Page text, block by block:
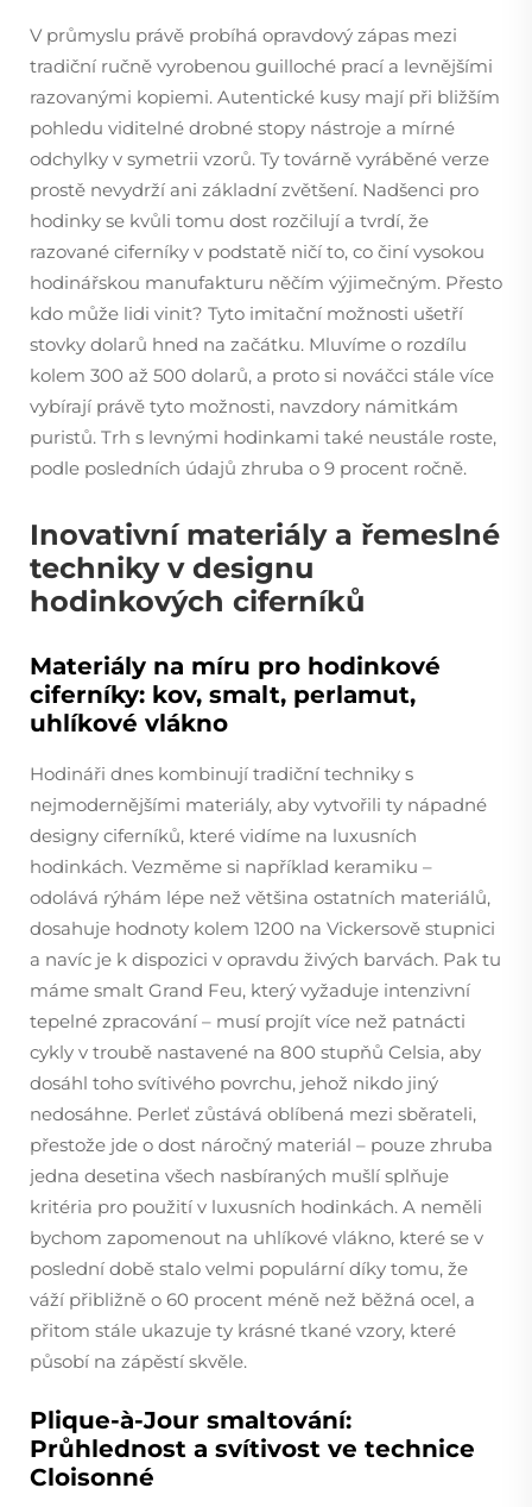
V průmyslu právě probíhá opravdový zápas mezi
tradiční ručně vyrobenou guilloché prací a levnějšími
razovanými kopiemi. Autentické kusy mají při bližším
pohledu viditelné drobné stopy nástroje a mírné
odchylky v symetrii vzorů. Ty továrně vyráběné verze
prostě nevydrží ani základní zvětšení. Nadšenci pro
hodinky se kvůli tomu dost rozčilují a tvrdí, že
razované ciferníky v podstatě ničí to, co činí vysokou
hodinářskou manufakturu něčím výjimečným. Přesto
kdo může lidi vinit? Tyto imitační možnosti ušetří
stovky dolarů hned na začátku. Mluvíme o rozdílu
kolem 300 až 500 dolarů, a proto si nováčci stále více
vybírají právě tyto možnosti, navzdory námitkám
puristů. Trh s levnými hodinkami také neustále roste,
podle posledních údajů zhruba o 9 procent ročně.
Inovativní materiály a řemeslné
techniky v designu
hodinkových ciferníků
Materiály na míru pro hodinkové
ciferníky: kov, smalt, perlamut,
uhlíkové vlákno
Hodináři dnes kombinují tradiční techniky s
nejmodernějšími materiály, aby vytvořili ty nápadné
designy ciferníků, které vidíme na luxusních
hodinkách. Vezměme si například keramiku –
odolává rýhám lépe než většina ostatních materiálů,
dosahuje hodnoty kolem 1200 na Vickersově stupnici
a navíc je k dispozici v opravdu živých barvách. Pak tu
máme smalt Grand Feu, který vyžaduje intenzivní
tepelné zpracování – musí projít více než patnácti
cykly v troubě nastavené na 800 stupňů Celsia, aby
dosáhl toho svítivého povrchu, jehož nikdo jiný
nedosáhne. Perleť zůstává oblíbená mezi sběrateli,
přestože jde o dost náročný materiál – pouze zhruba
jedna desetina všech nasbíraných mušlí splňuje
kritéria pro použití v luxusních hodinkách. A neměli
bychom zapomenout na uhlíkové vlákno, které se v
poslední době stalo velmi populární díky tomu, že
váží přibližně o 60 procent méně než běžná ocel, a
přitom stále ukazuje ty krásné tkané vzory, které
působí na zápěstí skvěle.
Plique-à-Jour smaltování:
Průhlednost a svítivost ve technice
Cloisonné